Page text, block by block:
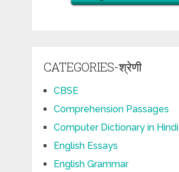
CATEGORIES-श्रेणी
CBSE
Comprehension Passages
Computer Dictionary in Hindi
English Essays
English Grammar